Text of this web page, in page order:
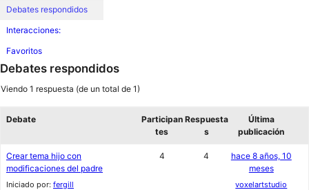
Debates respondidos
Interacciones:
Favoritos
Debates respondidos
Viendo 1 respuesta (de un total de 1)
Debate
Participan
tes
Respuesta
s
Última
publicación
Crear tema hijo con
modificaciones del padre
Iniciado por: fergill
4 4
hace 8 años, 10
meses
voxelartstudio